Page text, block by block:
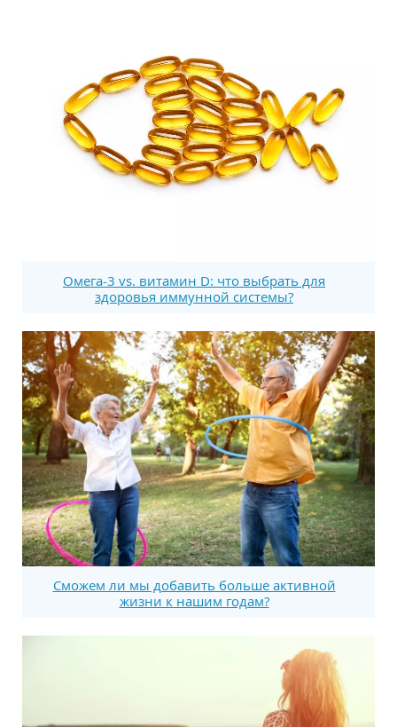
Омега-3 vs. витамин D: что выбрать для
здоровья иммунной системы?
Сможем ли мы добавить больше активной
жизни к нашим годам?